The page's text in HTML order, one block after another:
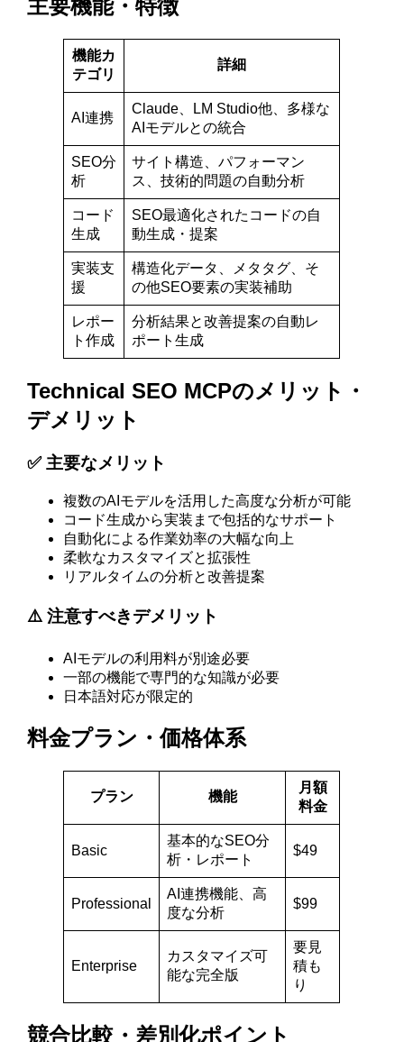
主要機能・特徴
機能カ
テゴリ
詳細
AI連携
Claude、LM Studio他、多様な
AIモデルとの統合
SEO分
析
サイト構造、パフォーマン
ス、技術的問題の自動分析
コード
生成
SEO最適化されたコードの自
動生成・提案
実装支
援
構造化データ、メタタグ、そ
の他SEO要素の実装補助
レポー
ト作成
分析結果と改善提案の自動レ
ポート生成
Technical SEO MCPのメリット・
デメリット
✅ 主要なメリット
複数のAIモデルを活用した高度な分析が可能
コード生成から実装まで包括的なサポート
自動化による作業効率の大幅な向上
柔軟なカスタマイズと拡張性
リアルタイムの分析と改善提案
⚠️ 注意すべきデメリット
AIモデルの利用料が別途必要
一部の機能で専門的な知識が必要
日本語対応が限定的
料金プラン・価格体系
プラン 機能
月額
料金
Basic
基本的なSEO分
析・レポート
$49
Professional
AI連携機能、高
度な分析
$99
Enterprise
カスタマイズ可
能な完全版
要見
積も
り
競合比較・差別化ポイント